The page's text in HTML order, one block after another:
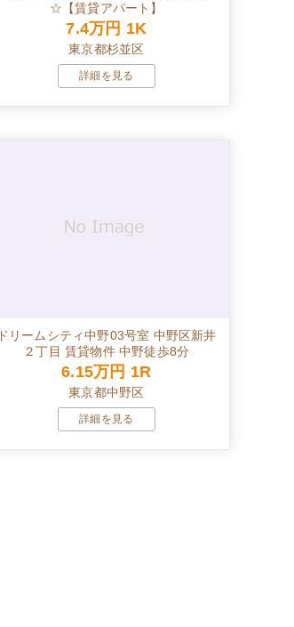
☆【賃貸アパート】
7.4万円 1K
東京都杉並区
詳細を見る
ドリームシティ中野03号室 中野区新井
２丁目 賃貸物件 中野徒歩8分
6.15万円 1R
東京都中野区
詳細を見る